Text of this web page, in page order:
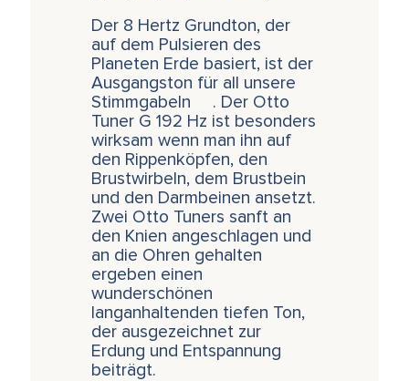
Der 8 Hertz Grundton, der
auf dem Pulsieren des
Planeten Erde basiert, ist der
Ausgangston für all unsere
Stimmgabeln . Der Otto
Tuner G 192 Hz ist besonders
wirksam wenn man ihn auf
den Rippenköpfen, den
Brustwirbeln, dem Brustbein
und den Darmbeinen ansetzt.
Zwei Otto Tuners sanft an
den Knien angeschlagen und
an die Ohren gehalten
ergeben einen
wunderschönen
langanhaltenden tiefen Ton,
der ausgezeichnet zur
Erdung und Entspannung
beiträgt.